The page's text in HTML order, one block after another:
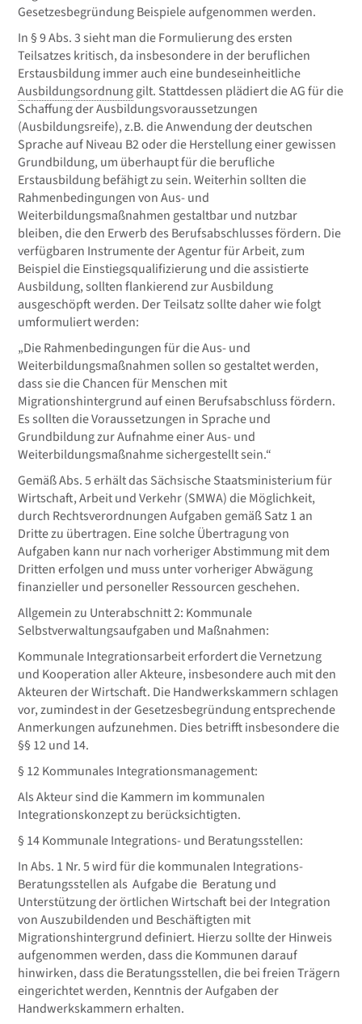
Gesetzesbegründung Beispiele aufgenommen werden.
In § 9 Abs. 3 sieht man die Formulierung des ersten
Teilsatzes kritisch, da insbesondere in der beruflichen
Erstausbildung immer auch eine bundeseinheitliche
Ausbildungsordnunggilt. Stattdessen plädiert die AG für die
Schaffung der Ausbildungsvoraussetzungen
(Ausbildungsreife), z.B. die Anwendung der deutschen
Sprache auf Niveau B2 oder die Herstellung einer gewissen
Grundbildung, um überhaupt für die berufliche
Erstausbildung befähigt zu sein. Weiterhin sollten die
Rahmenbedingungen von Aus- und
Weiterbildungsmaßnahmen gestaltbar und nutzbar
bleiben, die den Erwerb des Berufsabschlusses fördern. Die
verfügbaren Instrumente der Agentur für Arbeit, zum
Beispiel die Einstiegsqualifizierung und die assistierte
Ausbildung, sollten flankierend zur Ausbildung
ausgeschöpft werden. Der Teilsatz sollte daher wie folgt
umformuliert werden:
„Die Rahmenbedingungen für die Aus- und
Weiterbildungsmaßnahmen sollen so gestaltet werden,
dass sie die Chancen für Menschen mit
Migrationshintergrund auf einen Berufsabschluss fördern.
Es sollten die Voraussetzungen in Sprache und
Grundbildung zur Aufnahme einer Aus- und
Weiterbildungsmaßnahme sichergestellt sein.“
Gemäß Abs. 5 erhält das Sächsische Staatsministerium für
Wirtschaft, Arbeit und Verkehr (SMWA) die Möglichkeit,
durch Rechtsverordnungen Aufgaben gemäß Satz 1 an
Dritte zu übertragen. Eine solche Übertragung von
Aufgaben kann nur nach vorheriger Abstimmung mit dem
Dritten erfolgen und muss unter vorheriger Abwägung
finanzieller und personeller Ressourcen geschehen.
Allgemein zu Unterabschnitt 2: Kommunale
Selbstverwaltungsaufgaben und Maßnahmen:
Kommunale Integrationsarbeit erfordert die Vernetzung
und Kooperation aller Akteure, insbesondere auch mit den
Akteuren der Wirtschaft. Die Handwerkskammern schlagen
vor, zumindest in der Gesetzesbegründung entsprechende
Anmerkungen aufzunehmen. Dies betrifft insbesondere die
§§ 12 und 14.
§ 12 Kommunales Integrationsmanagement:
Als Akteur sind die Kammern im kommunalen
Integrationskonzept zu berücksichtigten.
§ 14 Kommunale Integrations- und Beratungsstellen:
In Abs. 1 Nr. 5 wird für die kommunalen Integrations-
Beratungsstellen als Aufgabe die Beratung und
Unterstützung der örtlichen Wirtschaft bei der Integration
von Auszubildenden und Beschäftigten mit
Migrationshintergrund definiert. Hierzu sollte der Hinweis
aufgenommen werden, dass die Kommunen darauf
hinwirken, dass die Beratungsstellen, die bei freien Trägern
eingerichtet werden, Kenntnis der Aufgaben der
Handwerkskammern erhalten.